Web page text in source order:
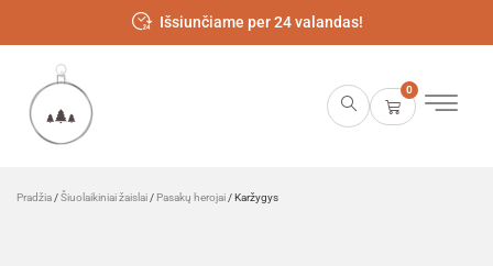
Išsiunčiame per 24 valandas!
0
Pradžia /Šiuolaikiniai žaislai / Pasakų herojai / Karžygys